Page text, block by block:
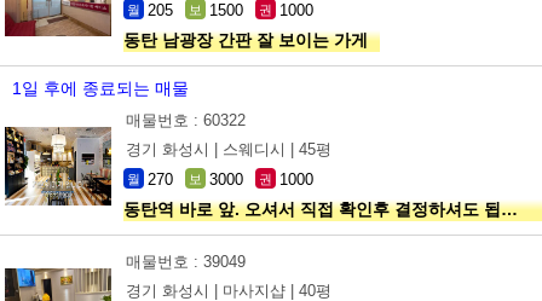
월 205 보 1500 권 1000
동탄 남광장 간판 잘 보이는 가게
1일 후에 종료되는 매물
매물번호 : 60322
경기 화성시 |
스웨디시 | 45평
월 270 보 3000 권 1000
동탄역 바로 앞. 오셔서 직접 확인후 결정하셔도 됩니다!
매물번호 : 39049
경기 화성시 |
마사지샵 | 40평